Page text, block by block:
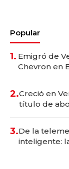
Popular
1. Emigró de
Chevron en
2.Creció en
título de
3.De la
inteligente: